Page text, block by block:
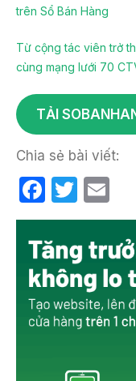
trên Sổ Bán Hàng
Từ cộng tác viên trở
cùng mạng lưới 70
TẢI
Chia sẻ bài viết:
F
a
c
e
b
o
T
w
itt
er
m
ail